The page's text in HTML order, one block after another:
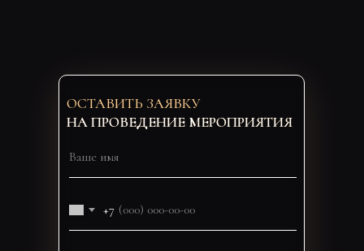
+7
ОСТАВИТЬ ЗАЯВКУ
НА ПРОВЕДЕНИЕ МЕРОПРИЯТИЯ